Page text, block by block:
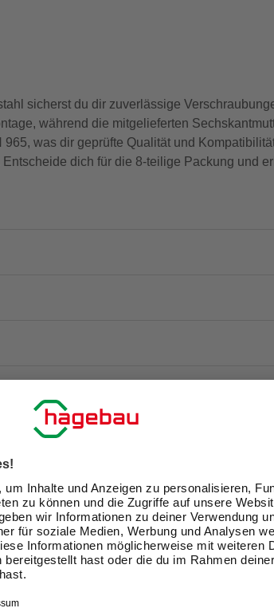
sicherst du dir zuverlässige
während die mitgelieferten
was dir geprüfte Qualität und
dich für die 8-teilige Packung und